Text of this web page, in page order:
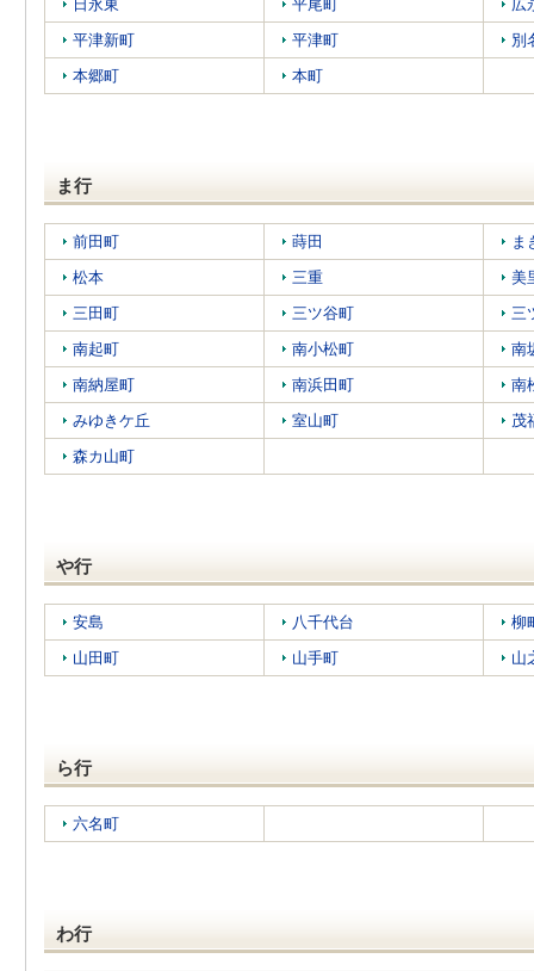
日永東
平尾町
広
平津新町
平津町
別
本郷町
本町
ま行
前田町 蒔田
ま
松本
三重
美
三田町
三ツ谷町
三
南起町
南小松町
南
南納屋町
南浜田町
南
みゆきケ丘
室山町
茂
森カ山町
や行
安島 八千代台
柳
山田町
山手町 山
ら行
六名町
わ行